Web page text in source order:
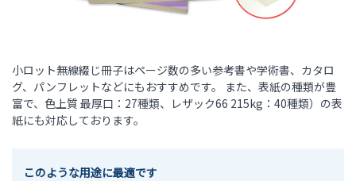
小ロット無線綴じ冊子はページ数の多い参考書や学術書、カタロ
グ、パンフレットなどにもおすすめです。 また、表紙の種類が豊
富で、色上質 最厚口：27種類、レザック66 215kg：40種類）の表
紙にも対応しております。
このような用途に最適です